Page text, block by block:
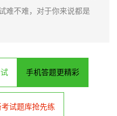
难不难，对于你来说都是
手机答题更精彩
试题库抢先练